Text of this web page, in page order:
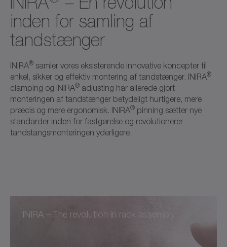
inden for samling af
tandstænger
INIRA® samler vores eksisterende innovative koncepter til
enkel, sikker og effektiv montering af tandstænger. INIRA®
clamping og INIRA® adjusting har allerede gjort
monteringen af tandstænger betydeligt hurtigere, mere
præcis og mere ergonomisk. INIRA® pinning sætter nye
standarder inden for fastgørelse og revolutionerer
tandstangsmonteringen yderligere.
INIRA – The revolution in rack assembly